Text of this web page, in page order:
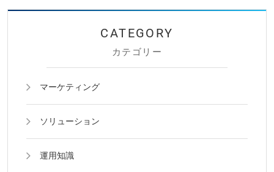
カテゴリー
マーケティング
ソリューション
運用知識